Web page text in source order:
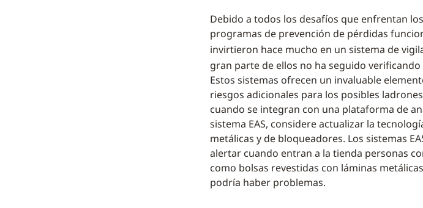
Debido a todos los desafíos que enfrentan
programas de prevención de pérdidas
invirtieron hace mucho en un sistema de
gran parte de ellos no ha seguido
Estos sistemas ofrecen un invaluable
riesgos adicionales para los posibles
cuando se integran con una plataforma de
sistema EAS, considere actualizar la
metálicas y de bloqueadores. Los sistemas
alertar cuando entran a la tienda personas
como bolsas revestidas con láminas
podría haber problemas.